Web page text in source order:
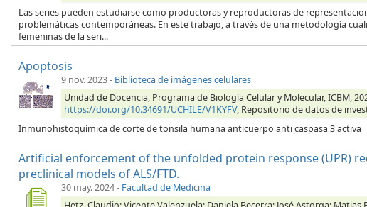
Las series pueden estudiarse como productoras y reproductoras de
problemáticas contemporáneas. En este trabajo, a través de una metodología
femeninas de la seri...
Apoptosis
9 nov. 2023- Biblioteca de imágenes celulares
Unidad de Docencia, Programa de Biología Celular y Molecular, ICBM,
https://doi.org/10.34691/UCHILE/V1KYFV, Repositorio de datos de
Inmunohistoquímica de corte de tonsila humana anticuerpo anti caspasa 3 activa
Artificial enforcement of the unfolded protein response (UPR)
preclinical models of ALS/FTD.
30 may. 2024- Facultad de Medicina